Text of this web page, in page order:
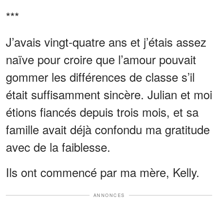
***
J’avais vingt-quatre ans et j’étais assez
naïve pour croire que l’amour pouvait
gommer les différences de classe s’il
était suffisamment sincère. Julian et moi
étions fiancés depuis trois mois, et sa
famille avait déjà confondu ma gratitude
avec de la faiblesse.
Ils ont commencé par ma mère, Kelly.
ANNONCES